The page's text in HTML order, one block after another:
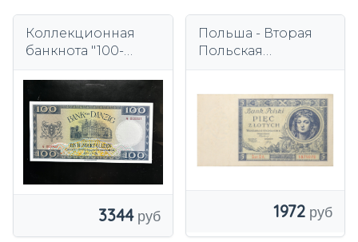
Коллекционная
банкнота "100-
Гданьского Банка"
3344
Польша - Вторая
Польская
злотых 1930 года -
Кастеланка Яна
Матейко
1972